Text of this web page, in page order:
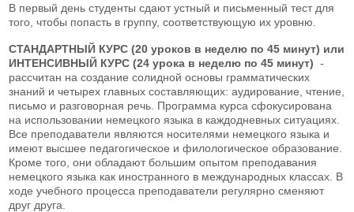
В первый день студенты сдают устный и письменный тест для
того, чтобы попасть в группу, соответствующую их уровню.
СТАНДАРТНЫЙ КУРС (20 уроков в неделю по 45 минут) или
ИНТЕНСИВНЫЙ КУРС (24 урока в неделю по 45 минут) -
рассчитан на создание солидной основы грамматических
знаний и четырех главных составляющих: аудирование, чтение,
письмо и разговорная речь. Программа курса сфокусирована
на использовании немецкого языка в каждодневных ситуациях.
Все преподаватели являются носителями немецкого языка и
имеют высшее педагогическое и филологическое образование.
Кроме того, они обладают большим опытом преподавания
немецкого языка как иностранного в международных классах. В
ходе учебного процесса преподаватели регулярно сменяют
друг друга.